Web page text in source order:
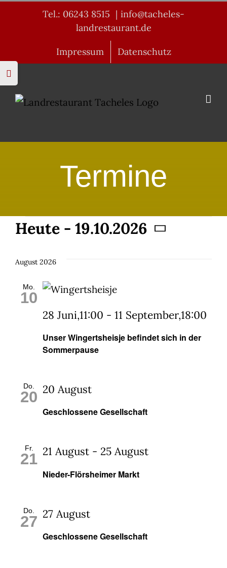
Tel.: 06243 8515 | info@tacheles-
landrestaurant.de
Impressum Datenschutz
Termine
Heute - 19.10.2026
wählen.
August 2026
Mo.
10
Unser Wingertsheisje befindet sich in der
Sommerpause
28 Juni,11:00 - 11 September,18:00
Do.
20
Geschlossene Gesellschaft
20 August
Fr.
21
Nieder-Flörsheimer Markt
21 August - 25 August
Do.
27
Geschlossene Gesellschaft
27 August
Toggle
Sliding